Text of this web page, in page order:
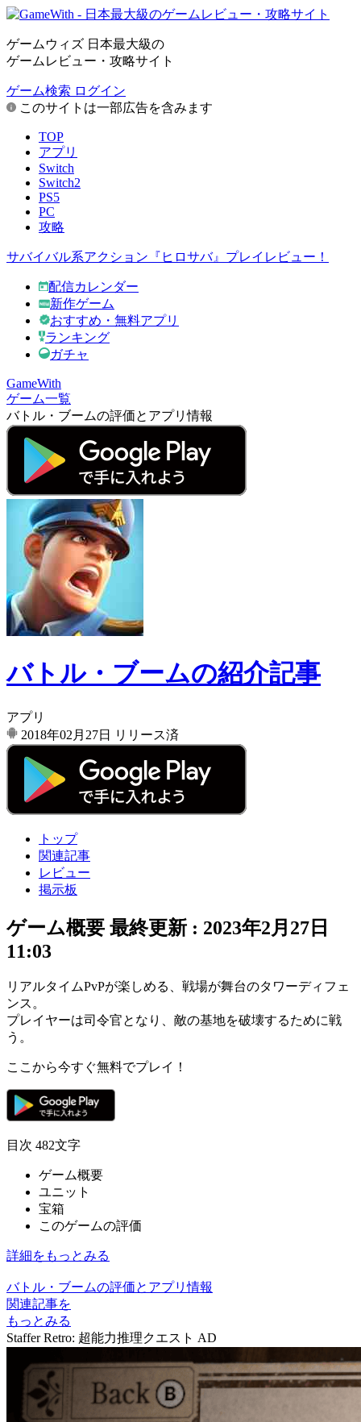
ゲームウィズ 日本最大級の
ゲームレビュー・攻略サイト
ゲーム検索 ログイン
このサイトは一部広告を含みます
TOP
アプリ
Switch
Switch2
PS5
PC
攻略
サバイバル系アクション『ヒロサバ』プレイレビュー！
配信カレンダー
新作ゲーム
おすすめ・無料アプリ
ランキング
ガチャ
GameWith
ゲーム一覧
バトル・ブームの評価とアプリ情報
バトル・ブームの紹介記事
アプリ
2018年02月27日
リリース済
トップ
関連記事
レビュー
掲示板
ゲーム概要 最終更新 : 2023年2月27日
11:03
リアルタイムPvPが楽しめる、戦場が舞台のタワーディフェ
ンス 。
プレイヤーは司令官となり、 敵の基地を破壊するために戦
う。
ここから今すぐ無料でプレイ！
目次 482文字
ゲーム概要
ユニット
宝箱
このゲームの評価
詳細をもっとみる
バトル・ブームの評価とアプリ情報
関連記事を
もっとみる
Staffer Retro: 超能力推理クエスト AD